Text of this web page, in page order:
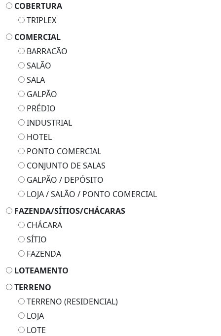
COBERTURA
TRIPLEX
COMERCIAL
BARRACÃO
SALÃO
SALA
GALPÃO
PRÉDIO
INDUSTRIAL
HOTEL
PONTO COMERCIAL
CONJUNTO DE SALAS
GALPÃO / DEPÓSITO
LOJA / SALÃO / PONTO COMERCIAL
FAZENDA/SÍTIOS/CHÁCARAS
CHÁCARA
SÍTIO
FAZENDA
LOTEAMENTO
TERRENO
TERRENO (RESIDENCIAL)
LOJA
LOTE